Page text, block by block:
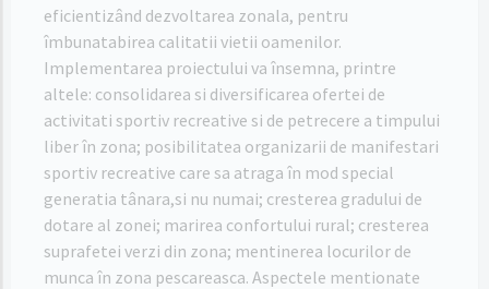
eficientizând dezvoltarea zonala, pentru
îmbunatabirea calitatii vietii oamenilor.
Implementarea proiectului va însemna, printre
altele: consolidarea si diversificarea ofertei de
activitati sportiv recreative si de petrecere a timpului
liber în zona; posibilitatea organizarii de manifestari
sportiv recreative care sa atraga în mod special
generatia tânara,si nu numai; cresterea gradului de
dotare al zonei; marirea confortului rural; cresterea
suprafetei verzi din zona; mentinerea locurilor de
munca în zona pescareasca. Aspectele mentionate